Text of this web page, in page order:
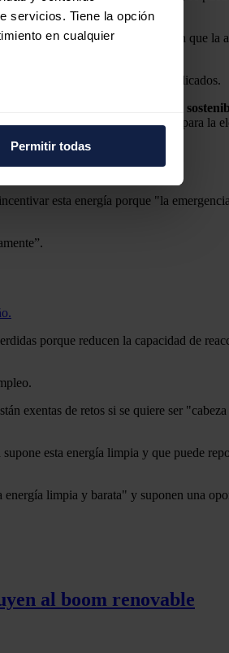
servicios. Tiene la opción
en cualquier
nuestros partners de
Permitir todas
climático"; y ha incidido en que la
parte de todos los agentes implicados.
avifauna y de recomendaciones para la
esta energía porque "la
porque reducen la capacidad de
exentas de retos si se quiere ser
esta energía limpia y que puede
limpia y barata" y suponen una
al boom renovable